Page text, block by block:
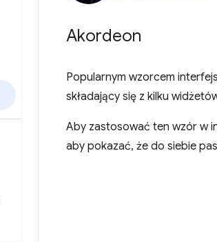
Akordeon
Popularnym wzorcem
składający się z kilku
Aby zastosować ten wzór w
aby pokazać, że do siebie